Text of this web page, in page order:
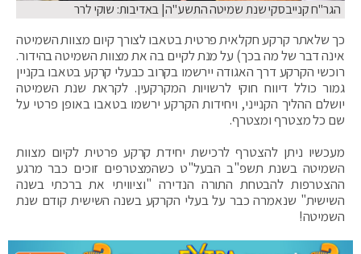
הגר"ח קנייבסקי שנת שמיטה התשע"ה| באדיבות: שוקי לרר
כך שלאתר קרקע חקלאית פרטית בטאבו לצורך קיום מצוות השמיטה
אינה דבר של מה בכך) על מנת לקיים בה את מצוות השמיטה בהידור.
רוכשי הקרקע דרך האגודה יירשמו בקרוב כבעלי קרקע בטאבו בקניין
גמור כולל דיווח חוקי לרשויות המקרקעין. לקראת שנת השמיטה
יושלם ההליך הקנייני, ויחידות הקרקע ירשמו בטאבו באופן פרטי על
שם כל מצטרף ומצטרף.
מעכשיו ניתן להצטרף לרכישת יחידת קרקע פרטית לקיום מצוות
השמיטה בשנת תשפ"ב הבעל"ט כשהמצטרפים זוכים כבר מרגע
ההצטרפות להבטחת התורה הנדירה "וציוויתי את ברכתי בשנה
השישית" שנאמרה כבר על בעלי הקרקע בשנה השישית קודם שנת
השמיטה!